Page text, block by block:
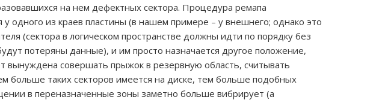
на нем дефектных сектора. Процедура ремапа
одного из краев пластины (в нашем примере – у внешнего; однако это
(сектора в логическом пространстве должны идти по порядку без
потеряны данные), и им просто назначается другое положение,
вынуждена совершать прыжок в резервную область, считывать
больше таких секторов имеется на диске, тем больше подобных
в переназначенные зоны заметно больше вибрирует (а